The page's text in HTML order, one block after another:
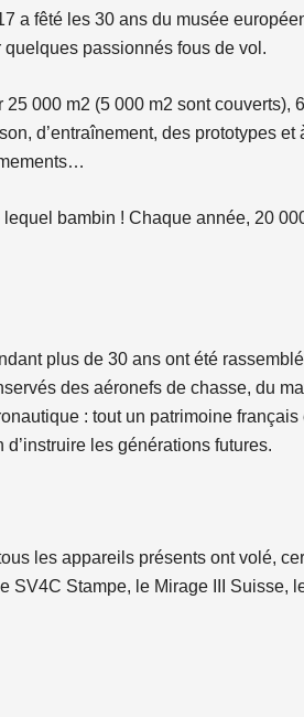
a fêté les 30 ans du musée
quelques passionnés fous de vol.
25 000 m2 (5 000 m2 sont
d’entraînement, des prototypes
bambin ! Chaque année, 20
plus de 30 ans ont été
des aéronefs de chasse, du
: tout un patrimoine français
d’instruire les générations futures.
les appareils présents ont volé,
SV4C Stampe, le Mirage III Suisse,